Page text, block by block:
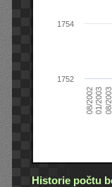
08/200201/200308/2003
1754
1752
Historie počtu